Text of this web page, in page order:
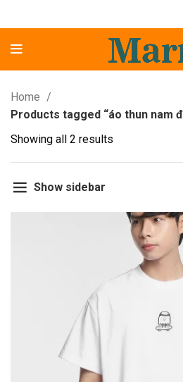
Home
Products tagged “áo thun nam
Showing all 2 results
Show sidebar